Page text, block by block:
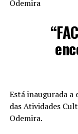
Odemira
Está inaugurada a
das Atividades
Odemira.